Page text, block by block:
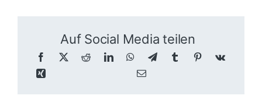
Auf Social Media teilen